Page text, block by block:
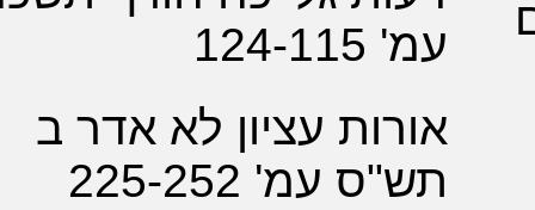
עציון לא אדר ב
עמ' 225-252